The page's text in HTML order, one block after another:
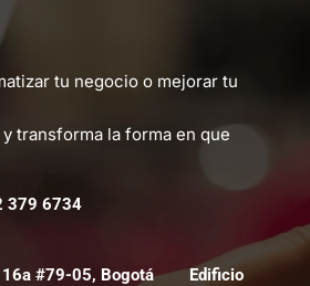
tu negocio o mejorar tu
transforma la forma en que
379 6734
16a #79-05, Bogotá Edificio